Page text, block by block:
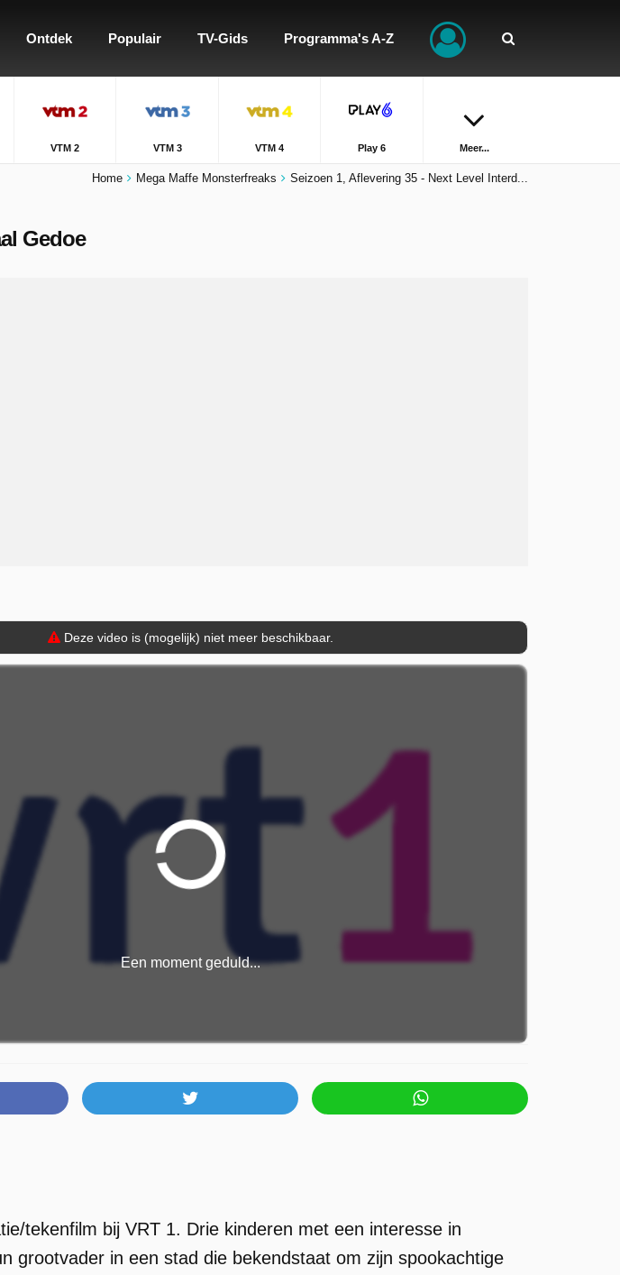
Ontdek Populair TV-Gids Programma's A-Z
VTM 2 VTM 3 VTM 4 Play 6 Meer...
Home Mega Maffe Monsterfreaks Seizoen 1, Aflevering 35 - Next Level Interd...
Gedoe
Deze video is (mogelijk) niet meer beschikbaar.
Een moment geduld...
tekenfilm bij VRT 1. Drie kinderen met een interesse in
grootvader in een stad die bekendstaat om zijn spookachtige